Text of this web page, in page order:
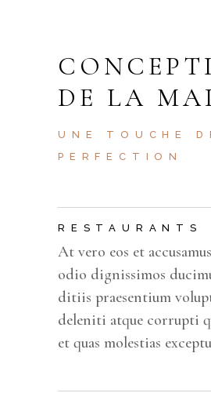
DE LA
UNE TOUCHE
PERFECTION
RESTAURANTS
At vero eos et
odio dignissimos
ditiis praesentium
deleniti atque corrupti
et quas molestias